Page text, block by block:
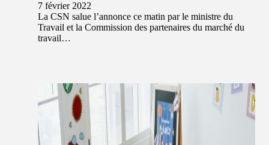
7 février 2022
La CSN salue l’annonce ce matin par le ministre du
Travail et la Commission des partenaires du marché du
travail…